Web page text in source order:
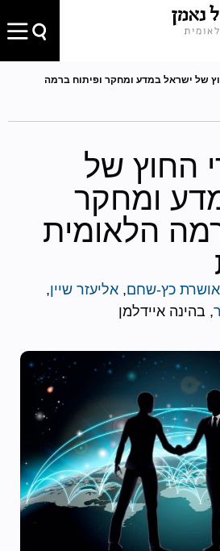
של ישראל במדע ומחקר ופיתוח ברמה
החוץ של
ומחקר
הלאומית
אושרת כץ-שחם, אליעזר שיין,
, בהינה איידלמן